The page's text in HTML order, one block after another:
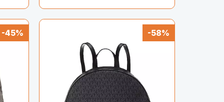
-45% -58%